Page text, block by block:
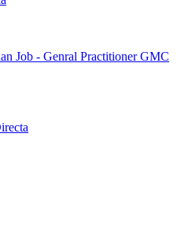
Job - Genral Practitioner GMC